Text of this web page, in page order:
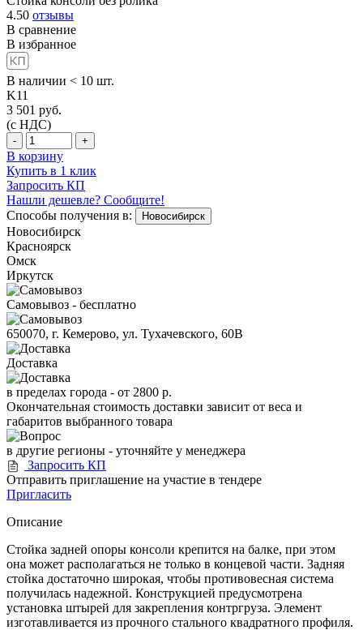
4.50 отзывы
В сравнение
В избранное
В наличии < 10 шт.
K11
3 501 руб.
(с НДС)
- +
В корзину
Купить в 1 клик
Запросить КП
Нашли дешевле? Сообщите!
Способы получения в:
Новосибирск
Новосибирск
Красноярск
Омск
Иркутск
Самовывоз - бесплатно
650070, г. Кемерово, ул. Тухачевского, 60В
Доставка
в пределах города - от 2800 р.
Окончательная стоимость доставки зависит от веса и
габаритов выбранного товара
в другие регионы - уточняйте у менеджера
Запросить КП
Отправить приглашение на участие в тендере
Пригласить
Описание
Стойка задней опоры консоли крепится на балке, при этом
она может располагаться не только в концевой части. Задняя
стойка достаточно широкая, чтобы противовесная система
получилась надежной. Конструкцией предусмотрена
установка штырей для закрепления контргруза. Элемент
изготавливается из прочного стального квадратного профиля.